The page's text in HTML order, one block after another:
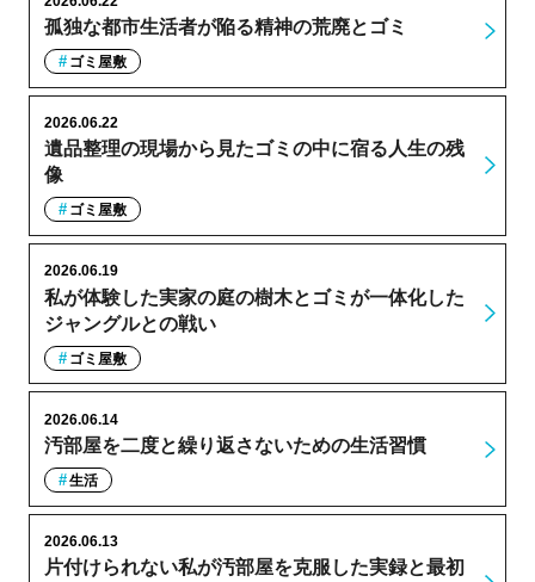
孤独な都市生活者が陥る精神の荒廃とゴミ
ゴミ屋敷
遺品整理の現場から見たゴミの中に宿る人生の残
像
2026.06.22
ゴミ屋敷
私が体験した実家の庭の樹木とゴミが一体化した
ジャングルとの戦い
2026.06.19
ゴミ屋敷
汚部屋を二度と繰り返さないための生活習慣
2026.06.14
生活
片付けられない私が汚部屋を克服した実録と最初
2026.06.13